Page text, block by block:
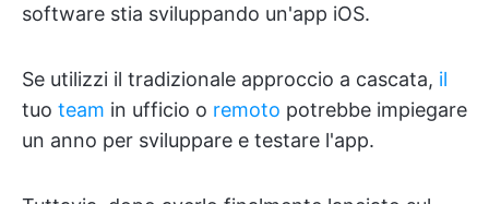
software stia sviluppando un'app iOS.
Se utilizzi il tradizionale approccio a cascata, il
tuo team in ufficio o remoto potrebbe impiegare
un anno per sviluppare e testare l'app.